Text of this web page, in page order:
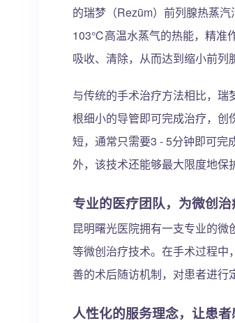
的瑞梦（Rezūm）前列腺热蒸
103℃高温水蒸气的热能，精准
吸收、清除，从而达到缩小前列
与传统的手术治疗方法相比，
根细小的导管即可完成治疗，创
短，通常只需要3 - 5分钟即可完
外，该技术还能够最大限度地保
专业的医疗团队，为微创
昆明曙光医院拥有一支专业的
等微创治疗技术。在手术过程
善的术后随访机制，对患者进行
人性化的服务理念，让患